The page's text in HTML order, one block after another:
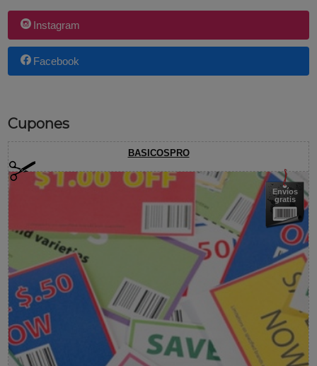
Instagram
Facebook
Cupones
BASICOSPRO
Envíos
gratis